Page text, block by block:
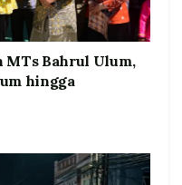
MTs Bahrul Ulum,
hingga